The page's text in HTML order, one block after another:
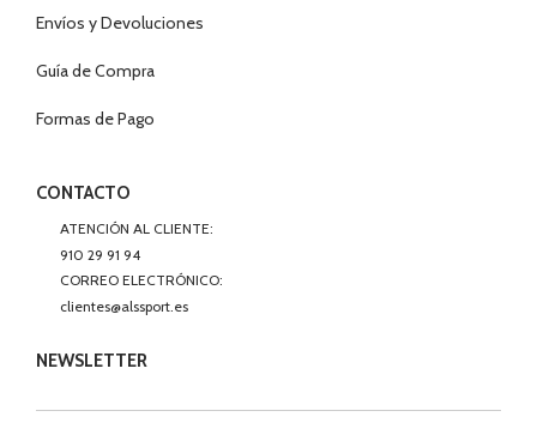
Envíos y Devoluciones
Guía de Compra
Formas de Pago
CONTACTO
ATENCIÓN AL CLIENTE:
910 29 91 94
CORREO ELECTRÓNICO:
clientes@alssport.es
NEWSLETTER